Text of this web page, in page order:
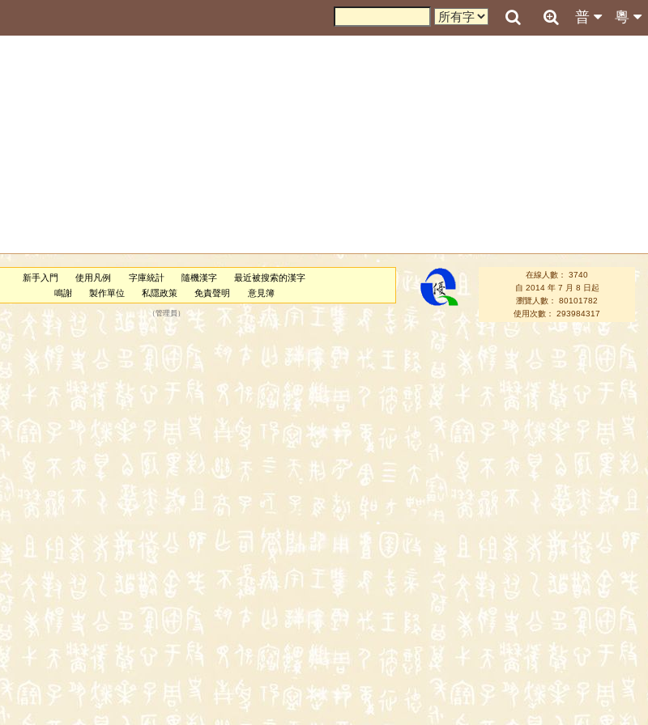
粵
普
新手入門 使用凡例 字庫統計 隨機漢字
最近被搜索的漢字
鳴謝
製作單位 私隱政策 免責聲明 意見簿
（管理員 ）
在線人數： 3740
自 2014 年 7 月 8 日起
瀏覽人數： 80101782
使用次數： 293984317